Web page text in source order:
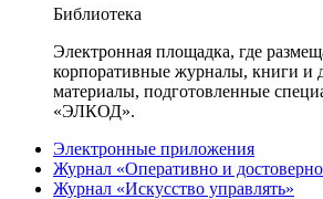
Библиотека
Электронная площадка, где
корпоративные журналы, книги и
материалы, подготовленные
«ЭЛКОД».
Электронные приложения
Журнал «Оперативно и
Журнал «Искусство управлять»